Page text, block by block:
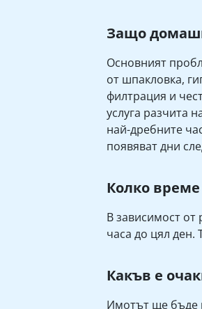
Защо
Основният
от шпакловка,
филтрация и
услуга разчита
най-дребните
появяват дни
Колко време
В зависимост
часа до цял ден.
Какъв е
Имотът ще бъде